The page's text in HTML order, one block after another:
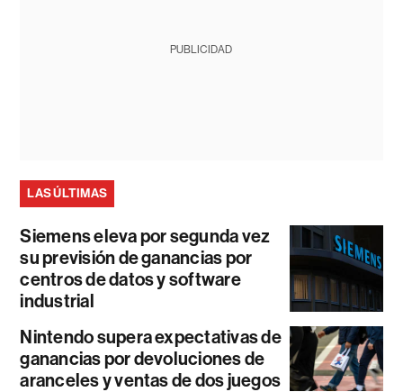
PUBLICIDAD
LAS ÚLTIMAS
Siemens eleva por segunda vez
su previsión de ganancias por
centros de datos y software
industrial
Nintendo supera expectativas de
ganancias por devoluciones de
aranceles y ventas de dos juegos